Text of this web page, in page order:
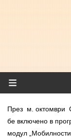
През м. октомври
бе включено в
модул